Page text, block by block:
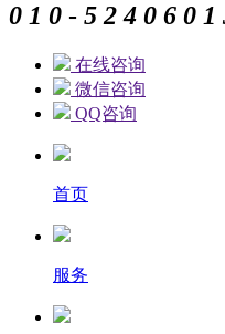
0 1 0 - 5 2 4 0 6 0 1
在线咨询
微信咨询
QQ咨询
首页
服务